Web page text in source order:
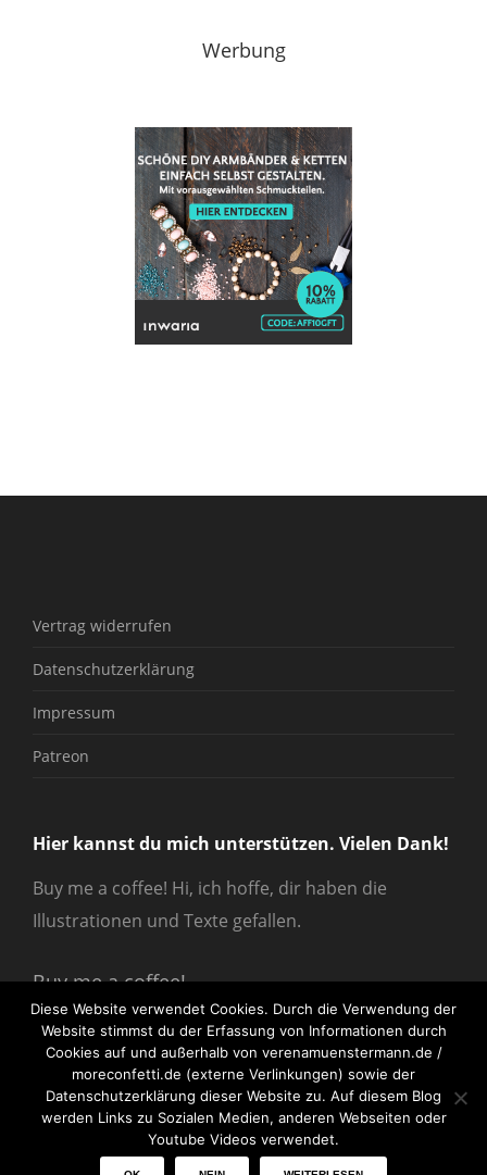
Werbung
Vertrag widerrufen
Datenschutzerklärung
Impressum
Patreon
Hier kannst du mich unterstützen. Vielen Dank!
Buy me a coffee! Hi, ich hoffe, dir haben die
Illustrationen und Texte gefallen.
Buy me a coffee!
verenamuenstermannAll Rights Reserved.
Diese Website verwendet Cookies. Durch die Verwendung der
Website stimmst du der Erfassung von Informationen durch
Cookies auf und außerhalb von verenamuenstermann.de /
moreconfetti.de (externe Verlinkungen) sowie der
Datenschutzerklärung dieser Website zu. Auf diesem Blog
werden Links zu Sozialen Medien, anderen Webseiten oder
Youtube Videos verwendet.